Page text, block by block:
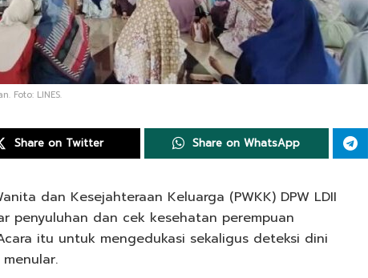
Foto: LINES.
Share on Twitter Share on WhatsApp
dan Kesejahteraan Keluarga (PWKK) DPW LDII
penyuluhan dan cek kesehatan perempuan
itu untuk mengedukasi sekaligus deteksi dini